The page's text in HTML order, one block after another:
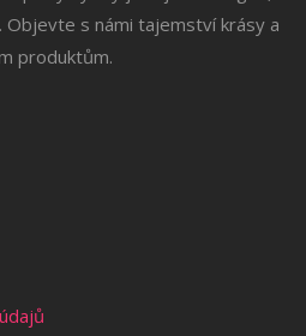
Objevte s námi tajemství krásy a
produktům.